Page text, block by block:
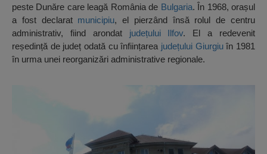
peste Dunăre care leagă România de Bulgaria. În 1968, orașul
a fost declarat municipiu, el pierzând însă rolul de centru
administrativ, fiind arondat județului Ilfov. El a redevenit
reședință de județ odată cu înființarea județului Giurgiuîn 1981
în urma unei reorganizări administrative regionale.